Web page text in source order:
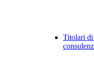
Titolari